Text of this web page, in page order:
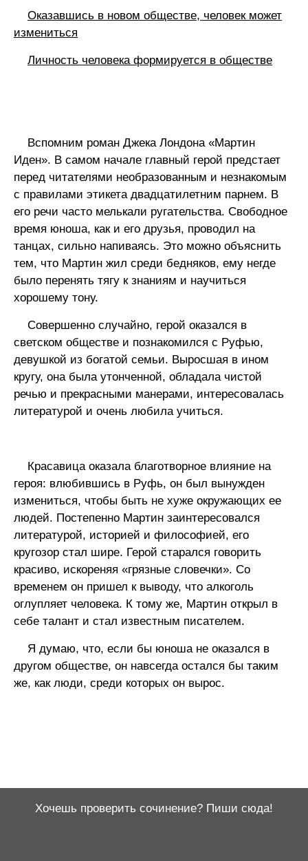
Оказавшись в новом обществе, человек может
измениться
Личность человека формируется в обществе
Вспомним роман Джека Лондона «Мартин
Иден». В самом начале главный герой предстает
перед читателями необразованным и незнакомым
с правилами этикета двадцатилетним парнем. В
его речи часто мелькали ругательства. Свободное
время юноша, как и его друзья, проводил на
танцах, сильно напиваясь. Это можно объяснить
тем, что Мартин жил среди бедняков, ему негде
было перенять тягу к знаниям и научиться
хорошему тону.
Совершенно случайно, герой оказался в
светском обществе и познакомился с Руфью,
девушкой из богатой семьи. Выросшая в ином
кругу, она была утонченной, обладала чистой
речью и прекрасными манерами, интересовалась
литературой и очень любила учиться.
Красавица оказала благотворное влияние на
героя: влюбившись в Руфь, он был вынужден
измениться, чтобы быть не хуже окружающих ее
людей. Постепенно Мартин заинтересовался
литературой, историей и философией, его
кругозор стал шире. Герой старался говорить
красиво, искореняя «грязные словечки». Со
временем он пришел к выводу, что алкоголь
оглупляет человека. К тому же, Мартин открыл в
себе талант и стал известным писателем.
Я думаю, что, если бы юноша не оказался в
другом обществе, он навсегда остался бы таким
же, как люди, среди которых он вырос.
Хочешь проверить сочинение? Пиши сюда!